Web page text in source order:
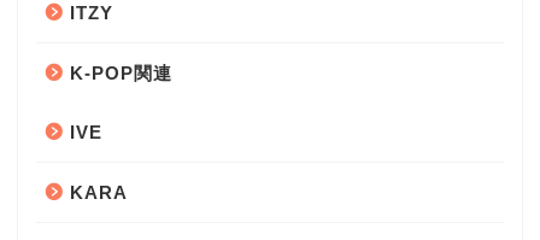
ITZY
K-POP関連
IVE
KARA